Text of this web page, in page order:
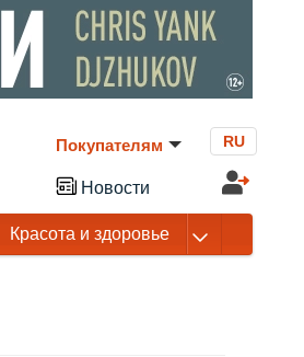
Покупателям
Новости
RU
Красота и здоровье